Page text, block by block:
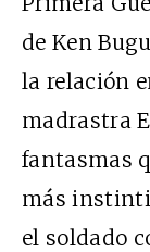
de Ken
la relación
madrastra
fantasmas
más
el soldado